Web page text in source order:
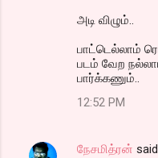
அடி விழும்..
பாட்டெல்லாம்
படம் வேற
பார்க்கணும்..
12:52 PM
நேசமித்ரன்